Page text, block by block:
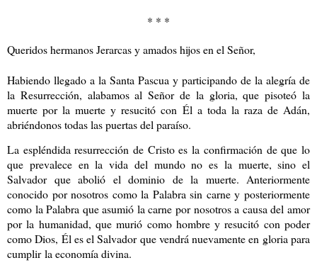
* * *
Queridos hermanos Jerarcas y amados hijos en el Señor,
Habiendo llegado a la Santa Pascua y participando de la alegría de
la Resurrección, alabamos al Señor de la gloria, que pisoteó la
muerte por la muerte y resucitó con Él a toda la raza de Adán,
abriéndonos todas las puertas del paraíso.
La espléndida resurrección de Cristo es la confirmación de que lo
que prevalece en la vida del mundo no es la muerte, sino el
Salvador que abolió el dominio de la muerte. Anteriormente
conocido por nosotros como la Palabra sin carne y posteriormente
como la Palabra que asumió la carne por nosotros a causa del amor
por la humanidad, que murió como hombre y resucitó con poder
como Dios, Él es el Salvador que vendrá nuevamente en gloria para
cumplirla economía divina.